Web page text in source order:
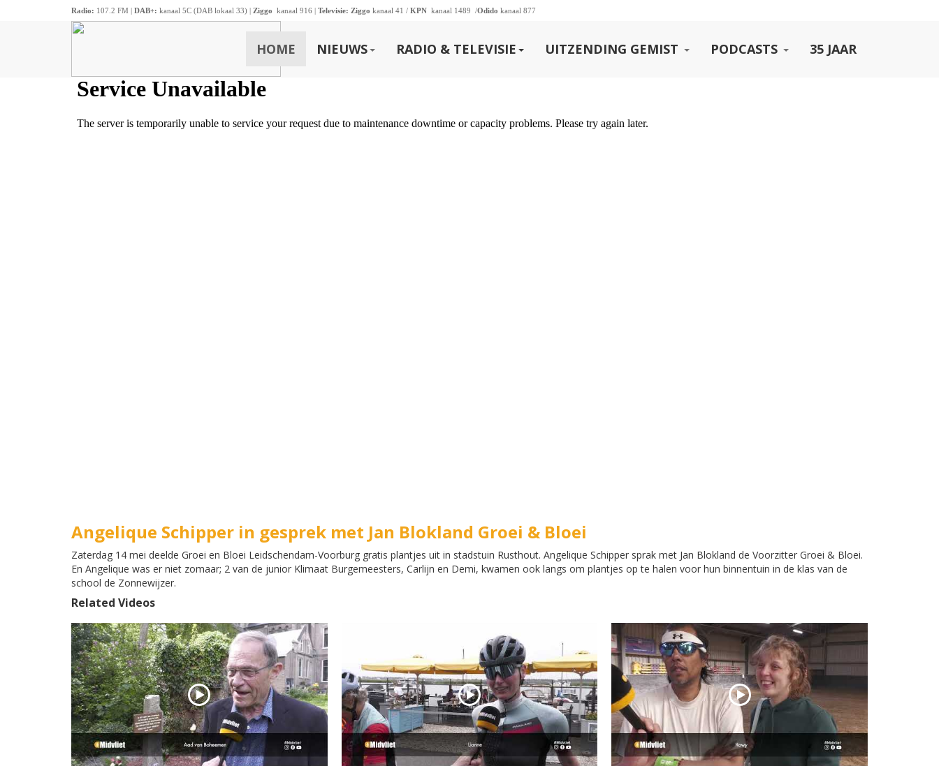
Radio: 107.2 FM | DAB+: kanaal 5C (DAB lokaal 33) | Ziggo kanaal 916 | Televisie: Ziggo kanaal 41 / KPN kanaal 1489 /Odido kanaal 877
HOME NIEUWS RADIO & TELEVISIE UITZENDING GEMIST PODCASTS 35 JAAR
Angelique Schipper in gesprek met Jan Blokland Groei & Bloei
Zaterdag 14 mei deelde Groei en Bloei Leidschendam-Voorburg gratis plantjes uit in stadstuin Rusthout. Angelique Schipper sprak met Jan Blokland de Voorzitter Groei & Bloei.
En Angelique was er niet zomaar; 2 van de junior Klimaat Burgemeesters, Carlijn en Demi, kwamen ook langs om plantjes op te halen voor hun binnentuin in de klas van de
school de Zonnewijzer.
Related Videos